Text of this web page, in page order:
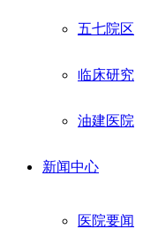
五七院区
临床研究
油建医院
新闻中心
医院要闻